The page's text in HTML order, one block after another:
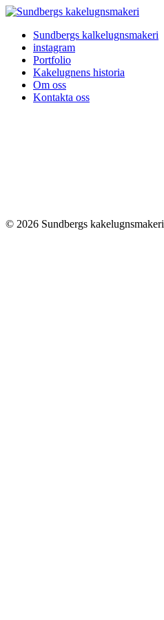
Sundbergs kalkelugnsmakeri
instagram
Portfolio
Kakelugnens historia
Om oss
Kontakta oss
© 2026 Sundbergs kakelugnsmakeri